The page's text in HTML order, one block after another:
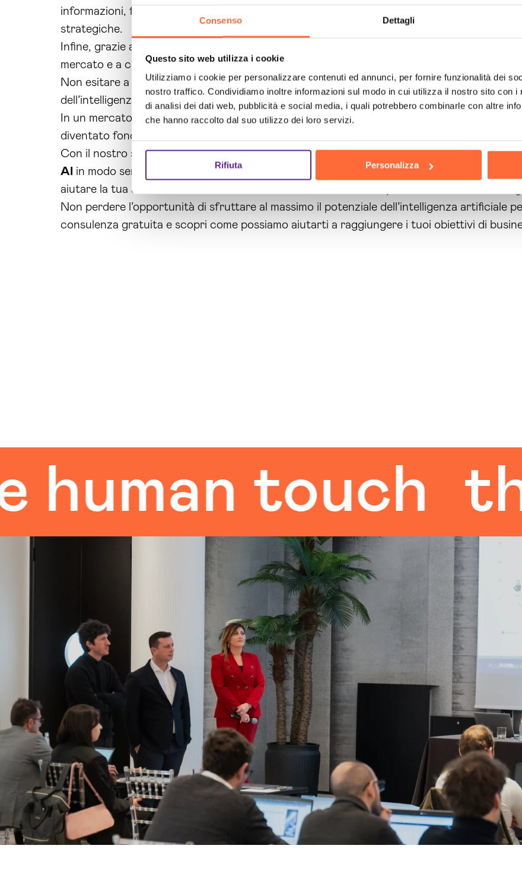
Consenso Dettagli
Questo sito web utilizza i cookie
Utilizziamo i cookie per personalizzare contenuti ed annunci, per fornire funzionalità dei
nostro traffico. Condividiamo inoltre informazioni sul modo in cui utilizza il nostro sito con
di analisi dei dati web, pubblicità e social media, i quali potrebbero combinarle con altre
che hanno raccolto dal suo utilizzo dei loro servizi.
Rifiuta Personalizza
informazioni, fornendo una panoramica completa della situazione aziendale e
strategiche.
Infine, grazie al nostro approccio su misura e alla consulenza personalizzata, possiamo
mercato e a cogliere le opportunità offerte dalla tecnologia
Non esitare a contattarci per scoprire come i nostri servizi possono trasformare la tua
dell’intelligenza artificiale.
In un mercato sempre più competitivo e in costante evoluzione, l’utilizzo di tecnologie
diventato fondamentale per le
Con il nostro servizio disviluppo algoritmi intelligenza artificiale Bologna, puoi
AI in modo semplice e conveniente. Grazie alla nostra esperienza e alla nostra continua
aiutare la tua azienda ad aumentare l’efficienza, ridurre i costi e prendere decisioni
Non perdere l’opportunità di sfruttare al massimo il potenziale dell’intelligenza artificiale
consulenza gratuita e scopri come possiamo aiutarti a raggiungere i tuoi obiettivi di
touch the